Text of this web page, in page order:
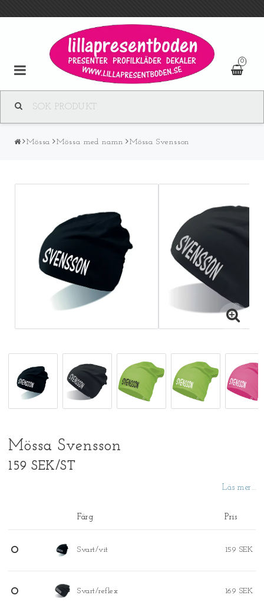
0
Mössa Mössa med namn Mössa Svensson
Mössa Svensson
159 SEK/ST
Läs mer...
Färg Pris
Svart/vit 159 SEK
Svart/reflex 169 SEK